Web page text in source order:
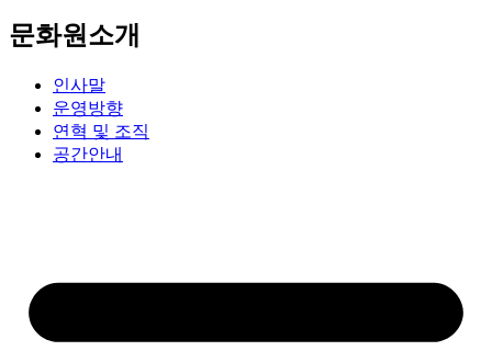
문화원소개
인사말
운영방향
연혁 및 조직
공간안내